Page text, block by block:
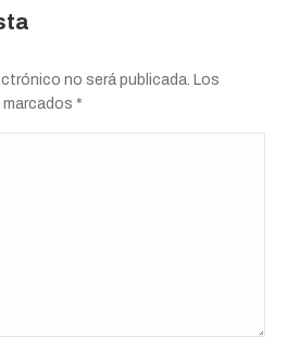
no será publicada. Los
*